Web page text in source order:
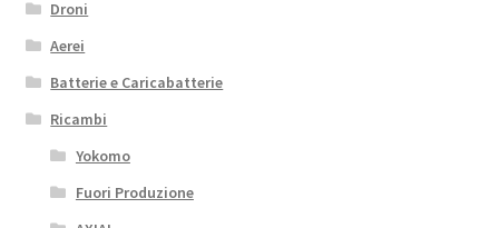
Droni
Aerei
Batterie e Caricabatterie
Ricambi
Yokomo
Fuori Produzione